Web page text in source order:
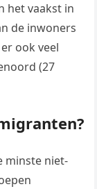
het vaakst in
de inwoners
ook veel
(27
minste niet-